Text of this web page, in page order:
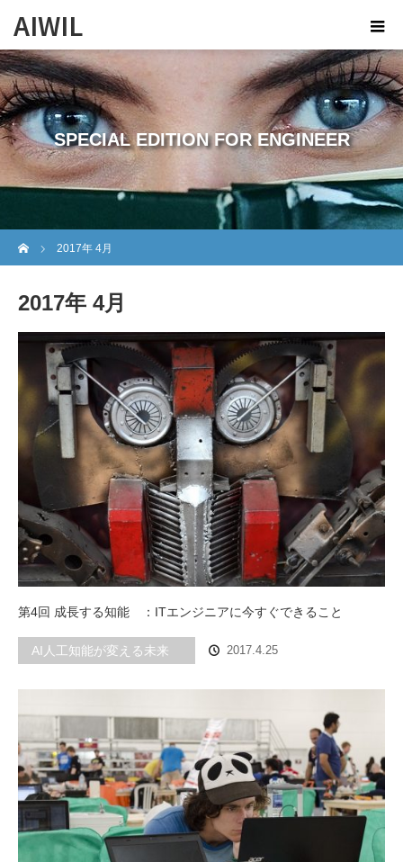
AIWIL
SPECIAL EDITION FOR ENGINEER
2017年 4月
2017年 4月
第4回 成長する知能 ：ITエンジニアに今すぐできること
AI人工知能が変える未来 2017.4.25